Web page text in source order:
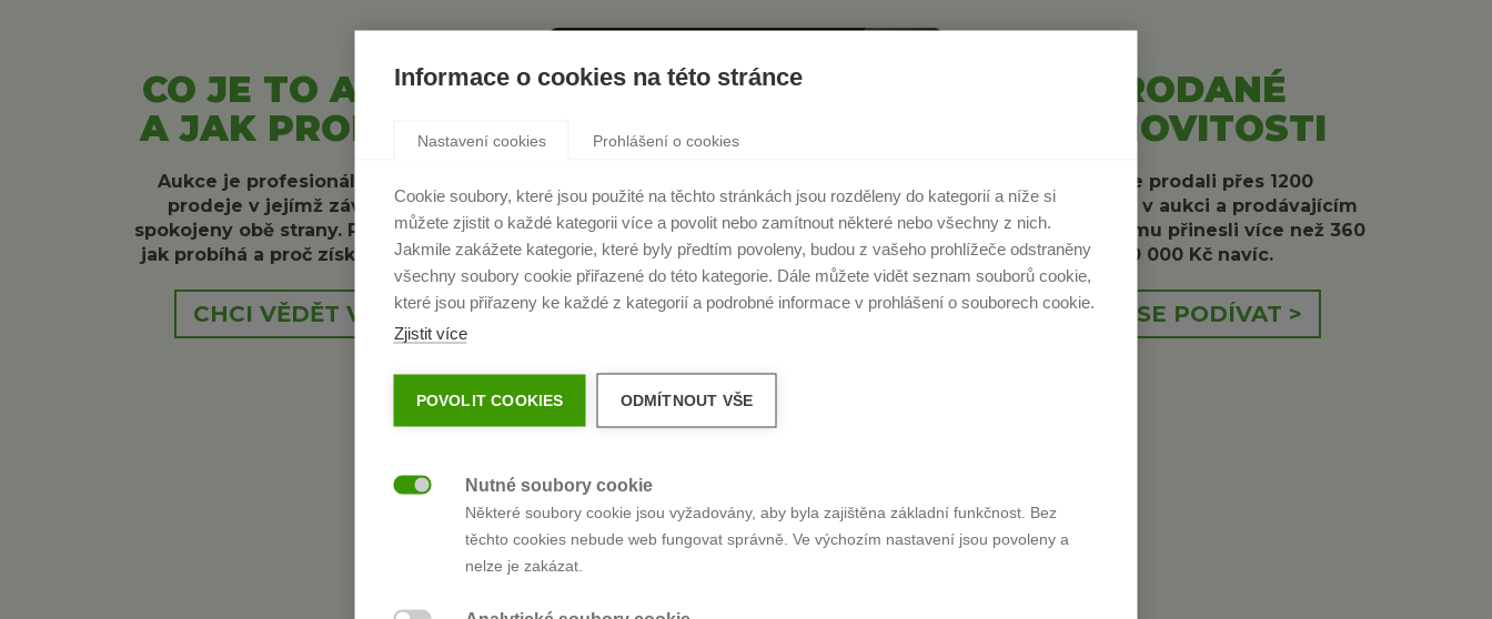
Informace o cookies na této stránce
Nastavení cookies Prohlášení o cookies
Cookie soubory, které jsou použité na těchto stránkách jsou rozděleny do kategorií a níže si
můžete zjistit o každé kategorii více a povolit nebo zamítnout některé nebo všechny z nich.
Jakmile zakážete kategorie, které byly předtím povoleny, budou z vašeho prohlížeče odstraněny
všechny soubory cookie přiřazené do této kategorie. Dále můžete vidět seznam souborů cookie,
které jsou přiřazeny ke každé z kategorií a podrobné informace v prohlášení o souborech cookie.
Zjistit více
POVOLIT COOKIES ODMÍTNOUT VŠE
Nutné soubory cookie
Některé soubory cookie jsou vyžadovány, aby byla zajištěna základní funkčnost. Bez
těchto cookies nebude web fungovat správně. Ve výchozím nastavení jsou povoleny a
nelze je zakázat.
CO JE TO AUKCE
A JAK PROBÍHÁ?
Aukce je profesionální způsob
prodeje v jejímž závěru jsou
spokojeny obě strany. Podívejte se,
jak probíhá a proč získáte nejvíce.
CHCI VĚDĚT VÍC >
nejbližší aukce
dny : hodiny : minuty : vteřiny
PRODANÉ
NEMOVITOSTI
Již jsme prodali přes 1200
nemovitostí v aukci a prodávajícím
jsme díky tomu přinesli více než 360
000 000 Kč navíc.
CHCI SE PODÍVAT >
PŘÍMÝ PŘENOS
FAQ - NEJČASTĚJŠÍ OTÁZKY NAŠICH KLIENTŮ K AUKCI NEMOVITOSTÍ